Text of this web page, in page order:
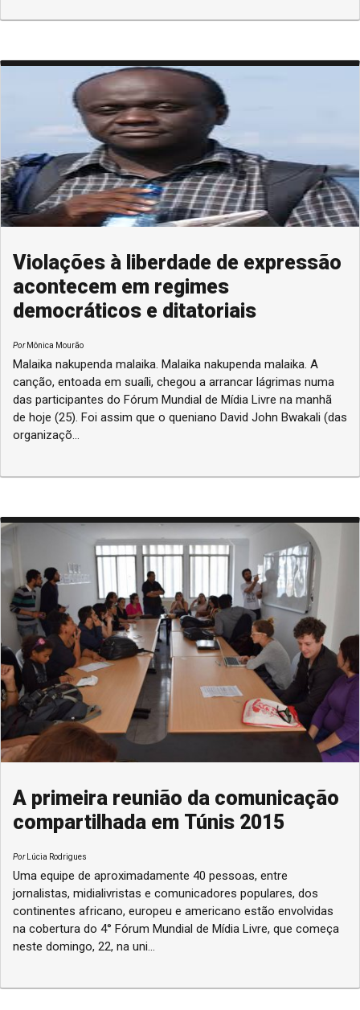
Violações à liberdade de expressão
acontecem em regimes
democráticos e ditatoriais
PorMônica Mourão
Malaika nakupenda malaika. Malaika nakupenda malaika. A
canção, entoada em suaíli, chegou a arrancar lágrimas numa
das participantes do Fórum Mundial de Mídia Livre na manhã
de hoje (25). Foi assim que o queniano David John Bwakali (das
organizaçõ...
A primeira reunião da comunicação
compartilhada em Túnis 2015
PorLúcia Rodrigues
Uma equipe de aproximadamente 40 pessoas, entre
jornalistas, midialivristas e comunicadores populares, dos
continentes africano, europeu e americano estão envolvidas
na cobertura do 4° Fórum Mundial de Mídia Livre, que começa
neste domingo, 22, na uni...